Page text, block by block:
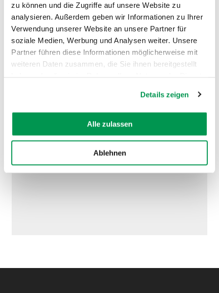
zu können und die Zugriffe auf unsere Website zu
analysieren. Außerdem geben wir Informationen zu Ihrer
Verwendung unserer Website an unsere Partner für
soziale Medien, Werbung und Analysen weiter. Unsere
Partner führen diese Informationen möglicherweise mit
weiteren Daten zusammen, die Sie ihnen bereitgestellt
Details zeigen
Alle zulassen
Ablehnen
©